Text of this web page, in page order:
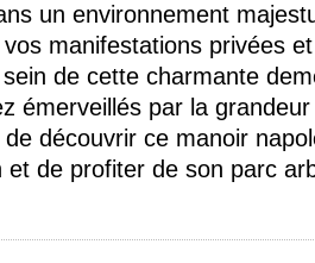
un environnement
manifestations privées
de cette charmante
émerveillés par la
découvrir ce manoir
et de profiter de son parc